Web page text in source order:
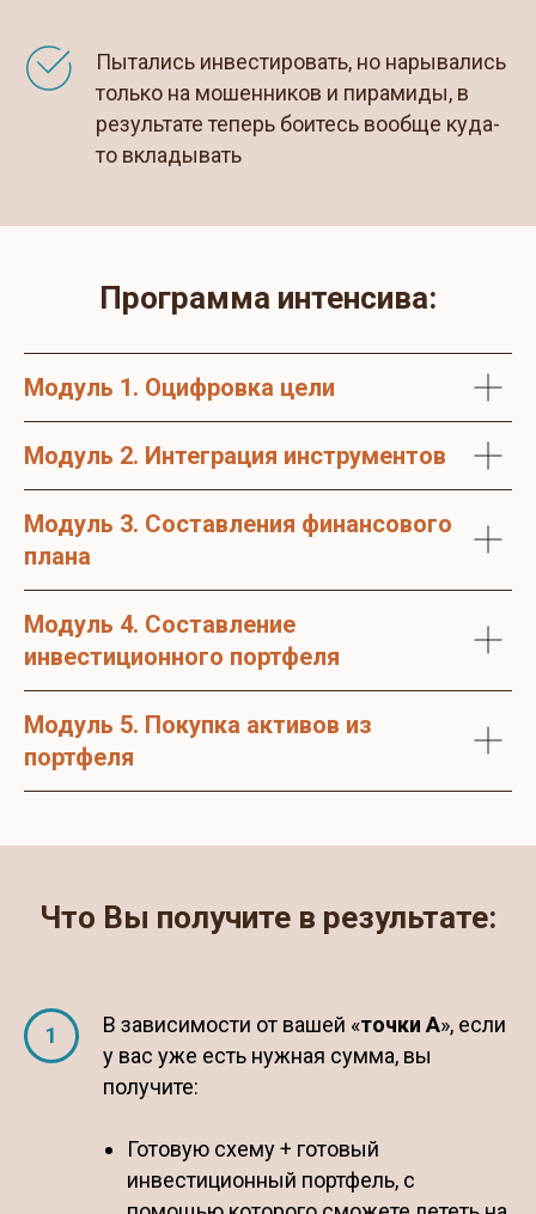
Пытались инвестировать, но нарывались
только на мошенников и пирамиды, в
результате теперь боитесь вообще куда-
то вкладывать
Программа интенсива:
Модуль 1. Оцифровка цели
Модуль 2. Интеграция инструментов
Модуль 3. Составления финансового
плана
Модуль 4. Составление
инвестиционного портфеля
Модуль 5. Покупка активов из
портфеля
Что Вы получите в результате:
В зависимости от вашей «точки А», если
у вас уже есть нужная сумма, вы
получите:
Готовую схему + готовый
инвестиционный портфель, с